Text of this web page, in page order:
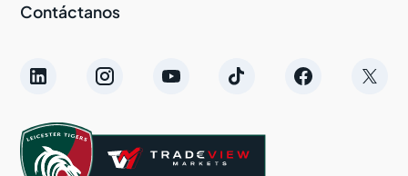
Contáctanos